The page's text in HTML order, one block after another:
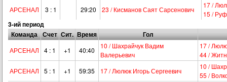
АРСЕНАЛ
3 : 1 29:20 23 / Кисманов Саят Сарсенович
17 /
15 /
3-ий период
Команда Счет Сит. Время Гол
АРСЕНАЛ 4 : 1 +1 40:40
10 / Шахрайчук Вадим
Валерьевич
17 /
44 /
АРСЕНАЛ
5 : 1 +1 59:35 17 / Люлюк Игорь Сергеевич
10 /
55 /